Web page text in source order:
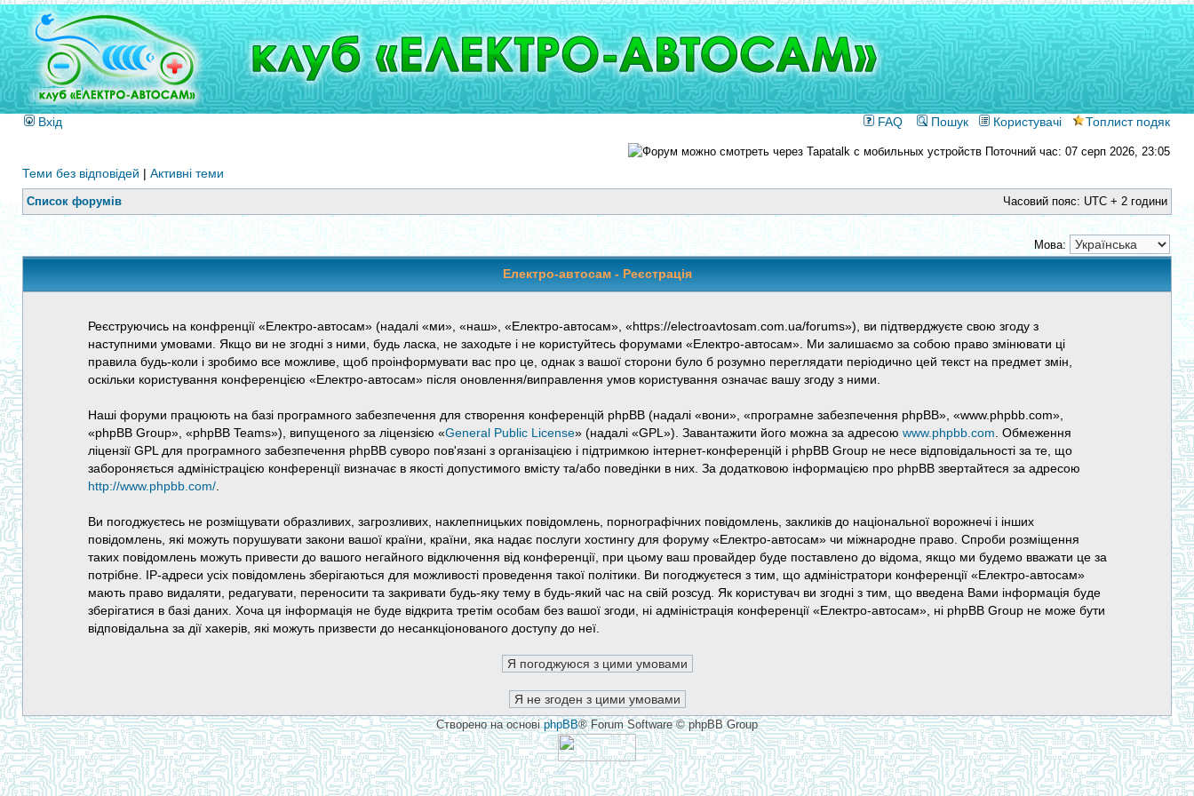
Вхід FAQ Пошук Користувачі Топлист подяк
Поточний час: 07 серп 2026, 23:05
Теми без відповідей | Активні теми
Список форумів Часовий пояс: UTC + 2 години
Мова:
Електро-автосам - Реєстрація
Реєструючись на конфренції «Електро-автосам» (надалі «ми», «наш», «Електро-автосам», «https://electroavtosam.com.ua/forums»), ви підтверджуєте свою згоду з
наступними умовами. Якщо ви не згодні з ними, будь ласка, не заходьте і не користуйтесь форумами «Електро-автосам». Ми залишаємо за собою право змінювати ці
правила будь-коли і зробимо все можливе, щоб проінформувати вас про це, однак з вашої сторони було б розумно переглядати періодично цей текст на предмет змін,
оскільки користування конференцією «Електро-автосам» після оновлення/виправлення умов користування означає вашу згоду з ними.
Наші форуми працюють на базі програмного забезпечення для створення конференцій phpBB (надалі «вони», «програмне забезпечення phpBB», «www.phpbb.com»,
«phpBB Group», «phpBB Teams»), випущеного за ліцензією «General Public License» (надалі «GPL»). Завантажити його можна за адресою www.phpbb.com . Обмеження
ліцензії GPL для програмного забезпечення phpBB суворо пов'язані з організацією і підтримкою інтернет-конференцій і phpBB Group не несе відповідальності за те, що
забороняється адміністрацією конференції визначає в якості допустимого вмісту та/або поведінки в них. За додатковою інформацією про phpBB звертайтеся за адресою
http://www.phpbb.com/.
Ви погоджуєтесь не розміщувати образливих, загрозливих, наклепницьких повідомлень, порнографічних повідомлень, закликів до національної ворожнечі і інших
повідомлень, які можуть порушувати закони вашої країни, країни, яка надає послуги хостингу для форуму «Електро-автосам» чи міжнародне право. Спроби розміщення
таких повідомлень можуть привести до вашого негайного відключення від конференції, при цьому ваш провайдер буде поставлено до відома, якщо ми будемо вважати це за
потрібне. IP-адреси усіх повідомлень зберігаються для можливості проведення такої політики. Ви погоджуєтеся з тим, що адміністратори конференції «Електро-автосам»
мають право видаляти, редагувати, переносити та закривати будь-яку тему в будь-який час на свій розсуд. Як користувач ви згодні з тим, що введена Вами інформація буде
зберігатися в базі даних. Хоча ця інформація не буде відкрита третім особам без вашої згоди, ні адміністрація конференції «Електро-автосам», ні phpBB Group не може бути
відповідальна за дії хакерів, які можуть призвести до несанкціонованого доступу до неї.
Створено на основіphpBB® Forum Software © phpBB Group